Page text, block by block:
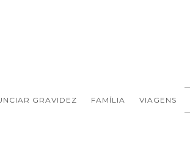
GRAVIDEZ FAMÍLIA VIAGENS